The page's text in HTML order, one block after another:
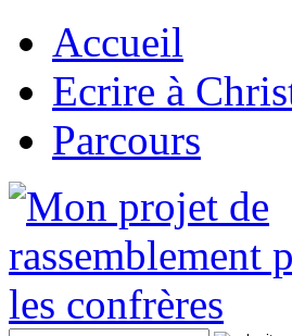
Accueil
Ecrire à
Parcours